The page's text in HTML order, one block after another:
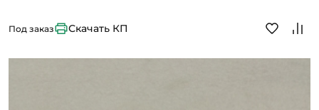
Под заказ Скачать КП